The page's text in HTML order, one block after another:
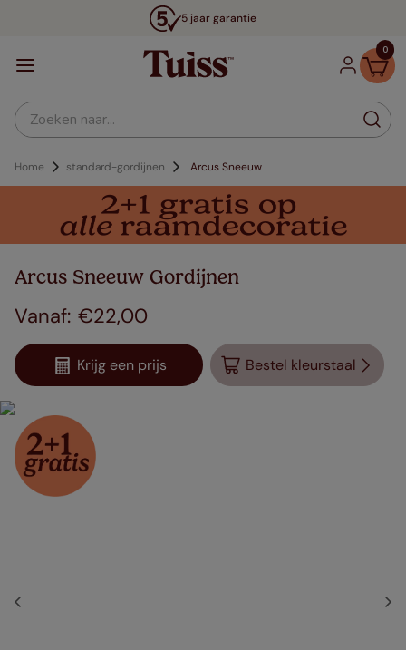
5 jaar garantie
0
Zoeken naar...
Home standard-gordijnen Arcus Sneeuw
Arcus Sneeuw Gordijnen
€22,00
Krijg een prijs Bestel kleurstaal